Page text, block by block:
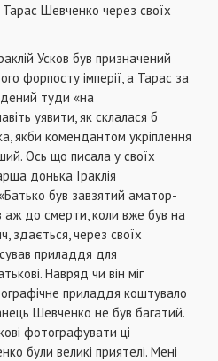
Шевченко через своїх
Усков був призначений
форпосту імперії, а Тарас за
туди «на
уявити, як склалася б
якби комендантом укріплення
Ось що писала у своїх
донька Іраклія
був завзятий аматор-
до смерти, коли вже був на
здається, через своїх
приладдя для
Навряд чи він міг
приладдя коштувало
Шевченко не був багатий.
фотографувати ці
були великі приятелі. Мені